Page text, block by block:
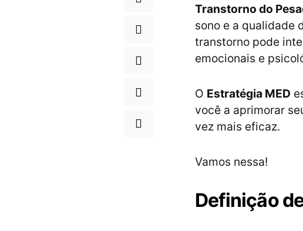
Transtorno do
sono e a qualidade
transtorno pode
emocionais e
O Estratégia MED
você a aprimorar
vez mais eficaz.
Vamos nessa!
Definição